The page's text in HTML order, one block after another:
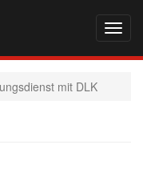
auf-
und
mit DLK